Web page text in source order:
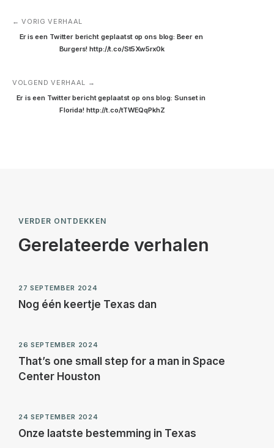
← VORIG VERHAAL
Er is een Twitter bericht geplaatst op ons blog: Beer en
Burgers! http://t.co/St5Xw5rx0k
VOLGEND VERHAAL →
Er is een Twitter bericht geplaatst op ons blog: Sunset in
Florida! http://t.co/tTWEQqPkhZ
VERDER ONTDEKKEN
Gerelateerde verhalen
27 SEPTEMBER 2024
Nog één keertje Texas dan
26 SEPTEMBER 2024
That’s one small step for a man in Space
Center Houston
24 SEPTEMBER 2024
Onze laatste bestemming in Texas